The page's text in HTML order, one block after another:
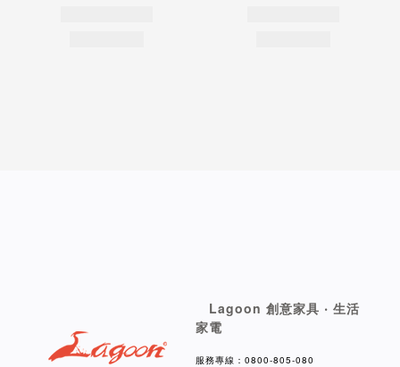
Lagoon 創意家具 ‧ 生活
家電
服務專線：0800-805-080